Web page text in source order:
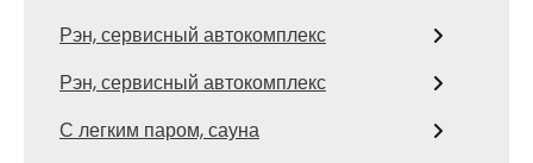
Рэн, сервисный автокомплекс
Рэн, сервисный автокомплекс
С легким паром, сауна